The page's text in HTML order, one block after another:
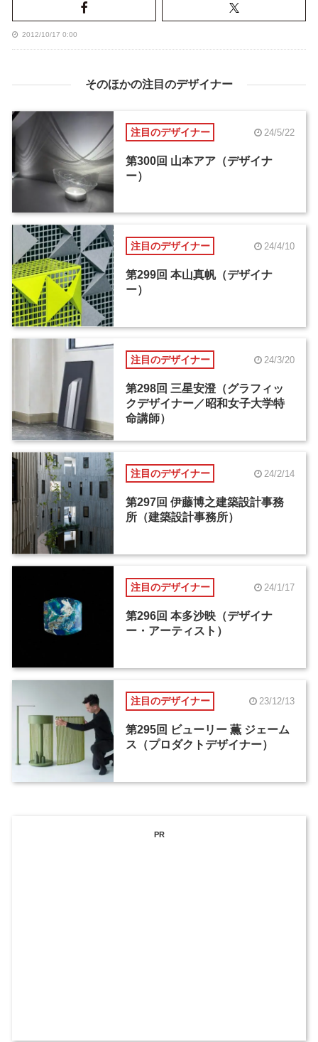
2012/10/17 0:00
そのほかの注目のデザイナー
注目のデザイナー 24/5/22
第300回 山本アア（デザイナ
ー）
注目のデザイナー 24/4/10
第299回 本山真帆（デザイナ
ー）
注目のデザイナー 24/3/20
第298回 三星安澄（グラフィッ
クデザイナー／昭和女子大学特
命講師）
注目のデザイナー 24/2/14
第297回 伊藤博之建築設計事務
所（建築設計事務所）
注目のデザイナー 24/1/17
第296回 本多沙映（デザイナ
ー・アーティスト）
注目のデザイナー 23/12/13
第295回 ビューリー 薫 ジェーム
ス（プロダクトデザイナー）
PR